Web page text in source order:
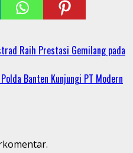
Raih Prestasi Gemilang pada
Banten Kunjungi PT Modern